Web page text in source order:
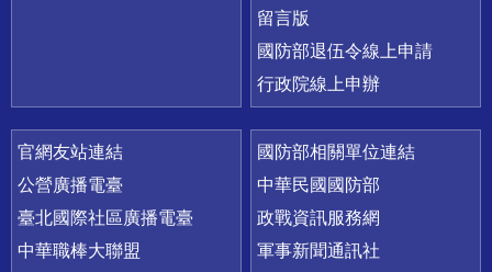
留言版
國防部退伍令線上申請
行政院線上申辦
官網友站連結
公營廣播電臺
臺北國際社區廣播電臺
中華職棒大聯盟
國防部相關單位連結
中華民國國防部
政戰資訊服務網
軍事新聞通訊社